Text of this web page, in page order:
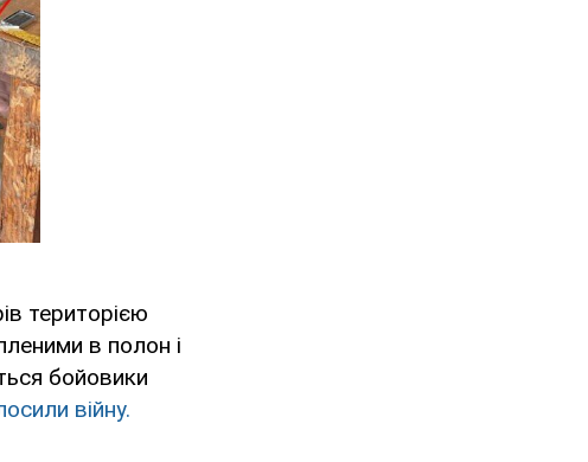
територією
в полон і
бойовики
війну.